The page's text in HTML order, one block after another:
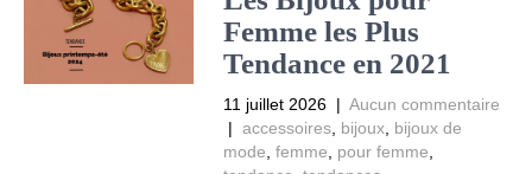
Femme les Plus
Tendance en 2021
11 juillet 2026 | Aucun commentaire
| accessoires, bijoux, bijoux de
mode femme pour femme